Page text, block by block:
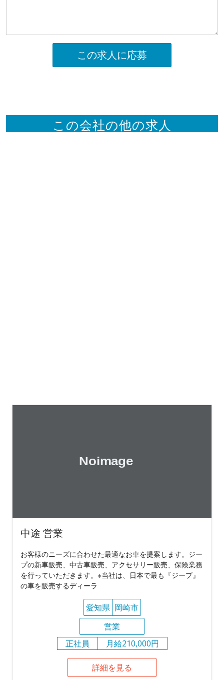
この求人に応募
この会社の他の求人
中途 営業
お客様のニーズに合わせた最適なお車を提案します。ジー
プの新車販売、中古車販売、アクセサリー販売、保険業務
を行っていただきます。※当社は、日本で最も『ジープ』
の車を販売するディーラ
愛知県 岡崎市
営業
正社員
月給210,000円
詳細を見る